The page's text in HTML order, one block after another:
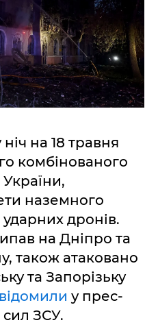
ніч на 18 травня
комбінованого
України,
наземного
ударних дронів.
на Дніпро та
також атаковано
та Запорізьку
у прес-
сил ЗСУ.